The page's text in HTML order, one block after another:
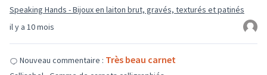
il y a 10 mois
Speaking Hands - Bijoux en laiton brut, gravés, texturés et patinés
Nouveau commentaire : Très beau carnet